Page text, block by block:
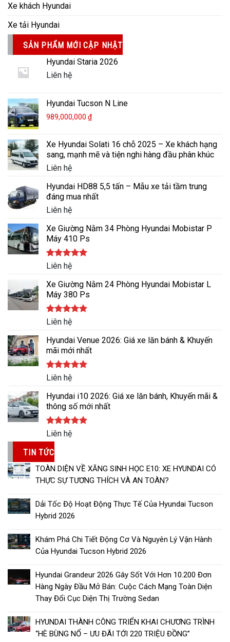
Xe khách Hyundai
Xe tải Hyundai
SẢN PHẨM MỚI CẬP NHẬT
Hyundai Staria 2026
Liên hệ
Hyundai Tucson N Line
989,000,000 ₫
Xe Hyundai Solati 16 chỗ 2025 – Xe khách hạng
sang, mạnh mẽ và tiện nghi hàng đầu phân khúc
Liên hệ
Hyundai HD88 5,5 tấn – Mẫu xe tải tầm trung
đáng mua nhất
Liên hệ
Xe Giường Nằm 34 Phòng Hyundai Mobistar P
Máy 410 Ps
Được xếp
5.00
5 sao
Liên hệ
Xe Giường Nằm 24 Phòng Hyundai Mobistar L
Máy 380 Ps
Được xếp
5.00
5 sao
Liên hệ
Hyundai Venue 2026: Giá xe lăn bánh & Khuyến
mãi mới nhất
Được xếp
5.00
5 sao
Liên hệ
Hyundai i10 2026: Giá xe lăn bánh, Khuyến mãi &
thông số mới nhất
Được xếp
hạng
5.00
5 sao
Liên hệ
TIN TỨC
TOÀN DIỆN VỀ XĂNG SINH HỌC E10: XE HYUNDAI CÓ
THỰC SỰ TƯƠNG THÍCH VÀ AN TOÀN?
Dải Tốc Độ Hoạt Động Thực Tế Của Hyundai Tucson
Hybrid 2026
Khám Phá Chi Tiết Động Cơ Và Nguyên Lý Vận Hành
Của Hyundai Tucson Hybrid 2026
Hyundai Grandeur 2026 Gây Sốt Với Hơn 10.200 Đơn
Hàng Ngày Đầu Mở Bán: Cuộc Cách Mạng Toàn Diện
Thay Đổi Cục Diện Thị Trường Sedan
HYUNDAI THÀNH CÔNG TRIỂN KHAI CHƯƠNG TRÌNH
“HÈ BÙNG NỔ – ƯU ĐÃI TỚI 220 TRIỆU ĐỒNG”